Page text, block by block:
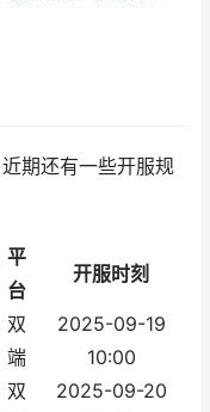
期还有一些开服规
平
台
开服时刻
双
端
2025-09-19
10:00
双
2025-09-20